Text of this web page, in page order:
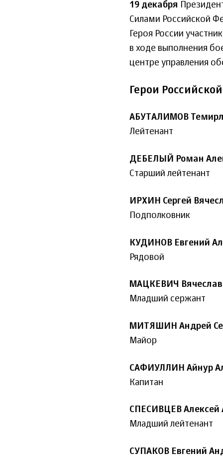
19 декабря
Силами Российской
Героя России
в ходе выполнения
центре управления
Герои
АБУТАЛИМОВ
Лейтенант
ДЕБЕЛЫЙ Роман
Старший лейтенант
ИРХИН Сергей
Подполковник
КУДИНОВ Евгений
Рядовой
МАЦКЕВИЧ
Младший сержант
МИТЯШИН Андрей
Майор
САФИУЛЛИН Айнур
Капитан
СПЕСИВЦЕВ Алексей
Младший лейтенант
СУПАКОВ Евгений